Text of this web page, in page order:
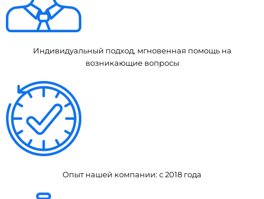
Индивидуальный подход, мгновенная помощь на
возникающие вопросы
Опыт нашей компании: с 2018 года